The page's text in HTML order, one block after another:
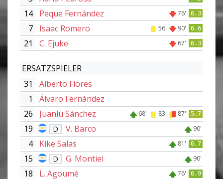
14 Peque Fernández 76' 6.3
7 Isaac Romero 56' 90' 6.6
21 C. Ejuke 67' 6.3
ERSATZSPIELER
31
Alberto Flores
1
Álvaro Fernández
26
Juanlu Sánchez 68' 83' 87' 5.7
19 D V. Barco 90'
4 Kike Salas 81' 6.7
15 D G. Montiel 90'
18 L. Agoumé 76' 6.9